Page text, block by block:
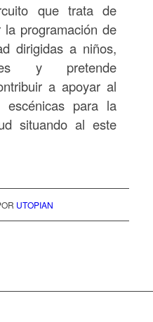
que trata de
programación de
dirigidas a niños,
y pretende
a apoyar al
para la
situando al este
UTOPIAN